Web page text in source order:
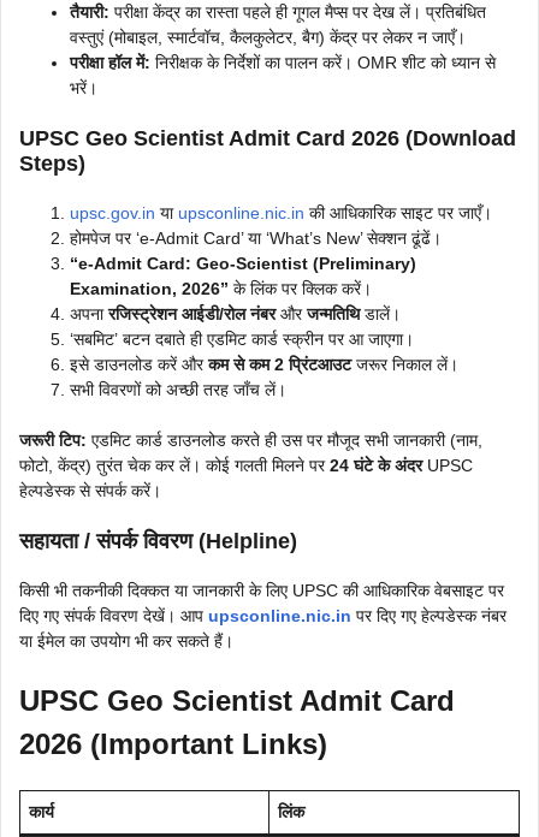
तैयारी: परीक्षा केंद्र का रास्ता पहले ही गूगल मैप्स पर देख लें। प्रतिबंधित
वस्तुएं (मोबाइल, स्मार्टवॉच, कैलकुलेटर, बैग) केंद्र पर लेकर न जाएँ।
परीक्षा हॉल में: निरीक्षक के निर्देशों का पालन करें। OMR शीट को ध्यान से
भरें।
UPSC Geo Scientist Admit Card 2026 (Download
Steps)
upsc.gov.in या upsconline.nic.in की आधिकारिक साइट पर जाएँ।
होमपेज पर ‘e-Admit Card’ या ‘What’s New’ सेक्शन ढूंढें।
“e-Admit Card: Geo-Scientist (Preliminary)
Examination, 2026” के लिंक पर क्लिक करें।
अपनारजिस्ट्रेशन आईडी/रोल नंबरऔरजन्मतिथिडालें।
‘सबमिट’ बटन दबाते ही एडमिट कार्ड स्क्रीन पर आ जाएगा।
इसे डाउनलोड करें औरकम से कम 2 प्रिंटआउटजरूर निकाल लें।
सभी विवरणों को अच्छी तरह जाँच लें।
जरूरी टिप: एडमिट कार्ड डाउनलोड करते ही उस पर मौजूद सभी जानकारी (नाम,
फोटो, केंद्र) तुरंत चेक कर लें। कोई गलती मिलने पर24 घंटे के अंदरUPSC
हेल्पडेस्क से संपर्क करें।
सहायता / संपर्क विवरण (Helpline)
किसी भी तकनीकी दिक्कत या जानकारी के लिए UPSC की आधिकारिक वेबसाइट पर
दिए गए संपर्क विवरण देखें। आप upsconline.nic.in पर दिए गए हेल्पडेस्क नंबर
या ईमेल का उपयोग भी कर सकते हैं।
UPSC Geo Scientist Admit Card
2026 (Important Links)
कार्य लिंक